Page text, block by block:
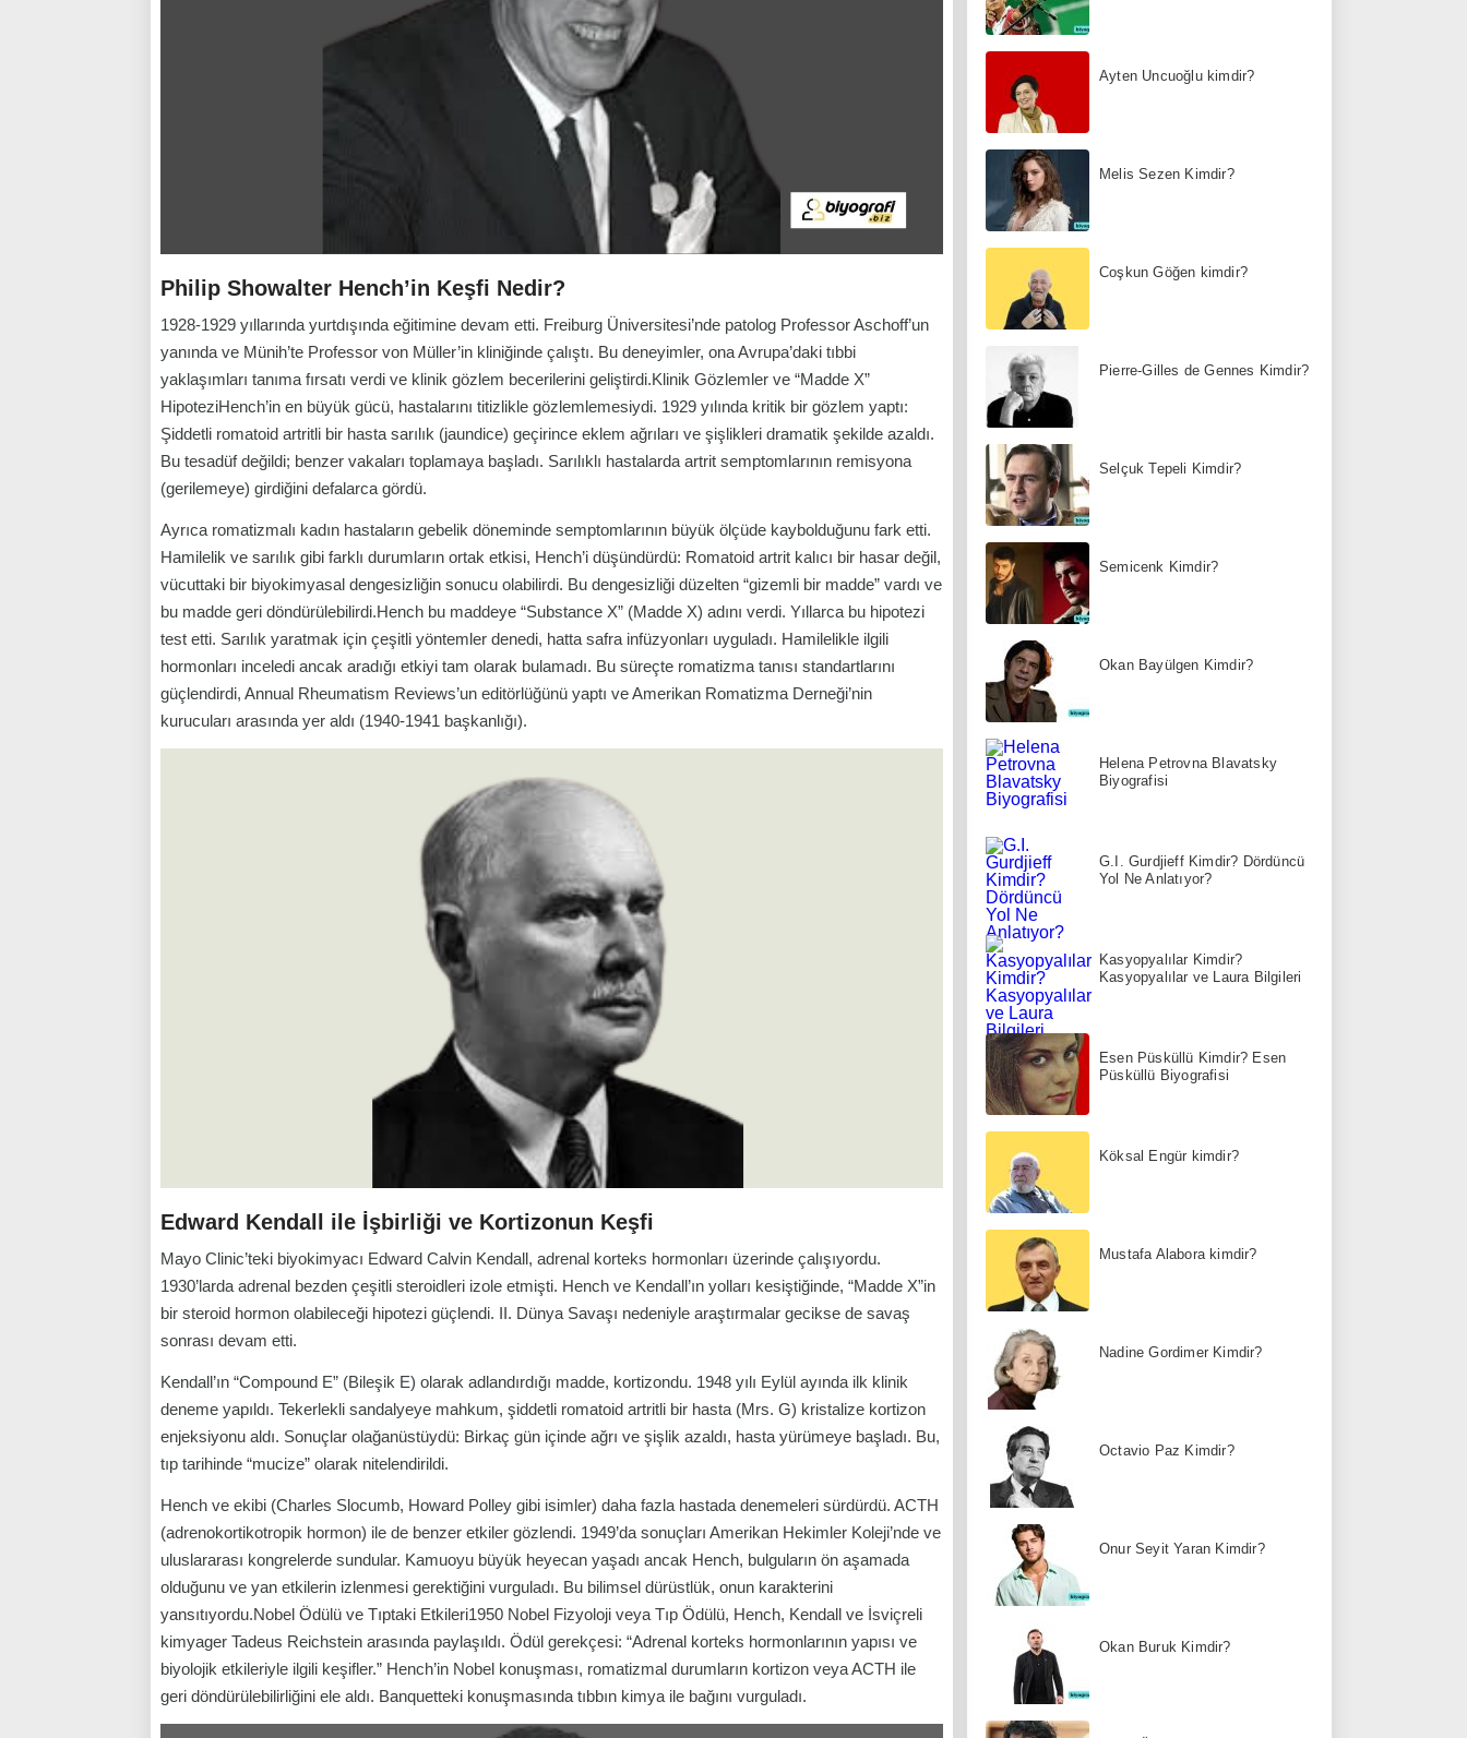
Philip Showalter Hench’in Keşfi Nedir?
1928-1929 yıllarında yurtdışında eğitimine devam etti. Freiburg Üniversitesi’nde patolog Professor Aschoff’un
yanında ve Münih’te Professor von Müller’in kliniğinde çalıştı. Bu deneyimler, ona Avrupa’daki tıbbi
yaklaşımları tanıma fırsatı verdi ve klinik gözlem becerilerini geliştirdi.Klinik Gözlemler ve “Madde X”
HipoteziHench’in en büyük gücü, hastalarını titizlikle gözlemlemesiydi. 1929 yılında kritik bir gözlem yaptı:
Şiddetli romatoid artritli bir hasta sarılık (jaundice) geçirince eklem ağrıları ve şişlikleri dramatik şekilde azaldı.
Bu tesadüf değildi; benzer vakaları toplamaya başladı. Sarılıklı hastalarda artrit semptomlarının remisyona
(gerilemeye) girdiğini defalarca gördü.
Ayrıca romatizmalı kadın hastaların gebelik döneminde semptomlarının büyük ölçüde kaybolduğunu fark etti.
Hamilelik ve sarılık gibi farklı durumların ortak etkisi, Hench’i düşündürdü: Romatoid artrit kalıcı bir hasar değil,
vücuttaki bir biyokimyasal dengesizliğin sonucu olabilirdi. Bu dengesizliği düzelten “gizemli bir madde” vardı ve
bu madde geri döndürülebilirdi.Hench bu maddeye “Substance X” (Madde X) adını verdi. Yıllarca bu hipotezi
test etti. Sarılık yaratmak için çeşitli yöntemler denedi, hatta safra infüzyonları uyguladı. Hamilelikle ilgili
hormonları inceledi ancak aradığı etkiyi tam olarak bulamadı. Bu süreçte romatizma tanısı standartlarını
güçlendirdi, Annual Rheumatism Reviews’un editörlüğünü yaptı ve Amerikan Romatizma Derneği’nin
kurucuları arasında yer aldı (1940-1941 başkanlığı).
Edward Kendall ile İşbirliği ve Kortizonun Keşfi
Mayo Clinic’teki biyokimyacı Edward Calvin Kendall, adrenal korteks hormonları üzerinde çalışıyordu.
1930’larda adrenal bezden çeşitli steroidleri izole etmişti. Hench ve Kendall’ın yolları kesiştiğinde, “Madde X”in
bir steroid hormon olabileceği hipotezi güçlendi. II. Dünya Savaşı nedeniyle araştırmalar gecikse de savaş
sonrası devam etti.
Kendall’ın “Compound E” (Bileşik E) olarak adlandırdığı madde, kortizondu. 1948 yılı Eylül ayında ilk klinik
deneme yapıldı. Tekerlekli sandalyeye mahkum, şiddetli romatoid artritli bir hasta (Mrs. G) kristalize kortizon
enjeksiyonu aldı. Sonuçlar olağanüstüydü: Birkaç gün içinde ağrı ve şişlik azaldı, hasta yürümeye başladı. Bu,
tıp tarihinde “mucize” olarak nitelendirildi.
Hench ve ekibi (Charles Slocumb, Howard Polley gibi isimler) daha fazla hastada denemeleri sürdürdü. ACTH
(adrenokortikotropik hormon) ile de benzer etkiler gözlendi. 1949’da sonuçları Amerikan Hekimler Koleji’nde ve
uluslararası kongrelerde sundular. Kamuoyu büyük heyecan yaşadı ancak Hench, bulguların ön aşamada
olduğunu ve yan etkilerin izlenmesi gerektiğini vurguladı. Bu bilimsel dürüstlük, onun karakterini
yansıtıyordu.Nobel Ödülü ve Tıptaki Etkileri1950 Nobel Fizyoloji veya Tıp Ödülü, Hench, Kendall ve İsviçreli
kimyager Tadeus Reichstein arasında paylaşıldı. Ödül gerekçesi: “Adrenal korteks hormonlarının yapısı ve
biyolojik etkileriyle ilgili keşifler.” Hench’in Nobel konuşması, romatizmal durumların kortizon veya ACTH ile
geri döndürülebilirliğini ele aldı. Banquetteki konuşmasında tıbbın kimya ile bağını vurguladı.
Ayten Uncuoğlu kimdir?
Melis Sezen Kimdir?
Coşkun Göğen kimdir?
Pierre-Gilles de Gennes Kimdir?
Selçuk Tepeli Kimdir?
Semicenk Kimdir?
Okan Bayülgen Kimdir?
Helena Petrovna Blavatsky
Biyografisi
G.I. Gurdjieff Kimdir? Dördüncü
Yol Ne Anlatıyor?
Kasyopyalılar Kimdir?
Kasyopyalılar ve Laura Bilgileri
Esen Püsküllü Kimdir? Esen
Püsküllü Biyografisi
Köksal Engür kimdir?
Mustafa Alabora kimdir?
Nadine Gordimer Kimdir?
Octavio Paz Kimdir?
Onur Seyit Yaran Kimdir?
Okan Buruk Kimdir?